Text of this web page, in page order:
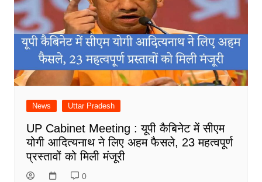
News Uttar Pradesh
UP Cabinet Meeting : यूपी कैबिनेट में सीएम
योगी आदित्यनाथ ने लिए अहम फैसले, 23 महत्वपूर्ण
प्रस्तावों को मिली मंजूरी
0